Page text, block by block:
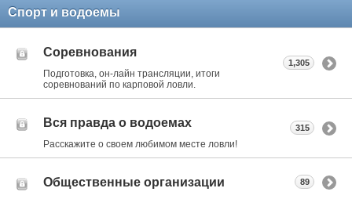
Спорт и водоемы
Соревнования
Подготовка, он-лайн трансляции, итоги
соревнований по карповой ловли.
1,305
Вся правда о водоемах
Расскажите о своем любимом месте ловли!
315
Общественные организации 89